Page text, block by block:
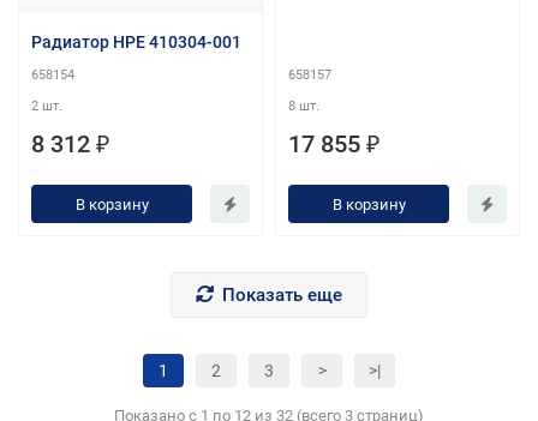
Радиатор HPE 410304-001
658154
2 шт.
8 312 ₽
В корзину
658157
8 шт.
17 855 ₽
В корзину
Показать еще
1 2 3 > >|
Показано с 1 по 12 из 32 (всего 3 страниц)